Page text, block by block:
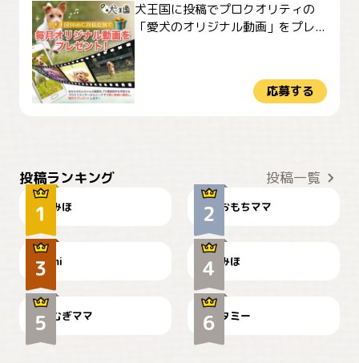
犬王国に投稿でプロクオリティの
「愛犬のオリジナル動画」をプレ...
応募する
投稿ランキング 投稿一覧
みほ おもちママ
可愛い？
mi
見てるぞぉ
みほ
🌻とむぎ！
むぎママ
ドーベルマンのお友達邸に
て
タミー